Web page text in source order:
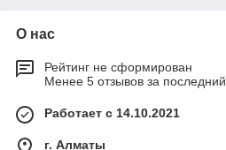
О нас
Рейтинг не сформирован
Менее 5 отзывов за
Работает с 14.10.2021
г. Алматы